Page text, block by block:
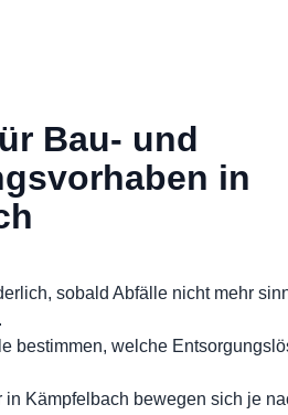
Bau- und
in
sobald Abfälle nicht mehr
bestimmen, welche
in Kämpfelbach bewegen sich je